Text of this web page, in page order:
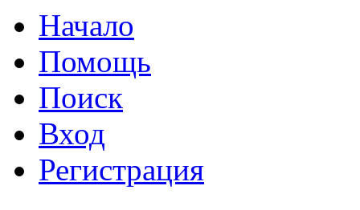
Начало
Помощь
Поиск
Вход
Регистрация